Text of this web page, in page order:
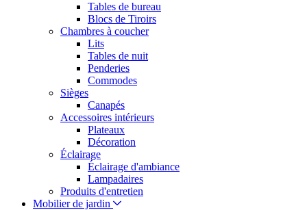
Tables de bureau
Blocs de Tiroirs
Chambres à coucher
Lits
Tables de nuit
Penderies
Commodes
Sièges
Canapés
Accessoires intérieurs
Plateaux
Décoration
Éclairage
Éclairage d'ambiance
Lampadaires
Produits d'entretien
Mobilier de jardin